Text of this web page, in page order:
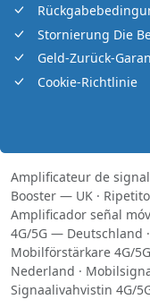
Stornierung Die
Geld-Zurück-
Cookie-Richtlinie
Amplificateur de
Booster — UK ·
Amplificador señal
4G/5G — Deutschland ·
Mobilförstärkare 4G/
Nederland ·
Signaalivahvistin 4G/